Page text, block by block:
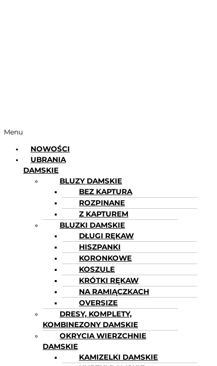
Menu
NOWOŚCI
UBRANIA
DAMSKIE
BLUZY DAMSKIE
BEZ KAPTURA
ROZPINANE
Z KAPTUREM
BLUZKI DAMSKIE
DŁUGI RĘKAW
HISZPANKI
KORONKOWE
KOSZULE
KRÓTKI RĘKAW
NA RAMIĄCZKACH
OVERSIZE
DRESY, KOMPLETY,
KOMBINEZONY DAMSKIE
OKRYCIA WIERZCHNIE
DAMSKIE
KAMIZELKI DAMSKIE